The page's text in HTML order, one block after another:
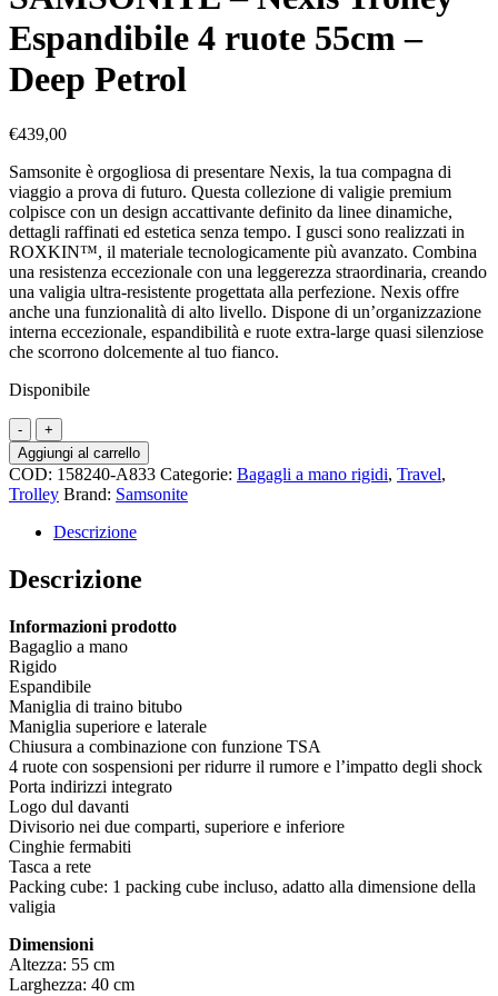
Espandibile 4 ruote 55cm –
Deep Petrol
€439,00
Samsonite è orgogliosa di presentare Nexis, la tua compagna di
viaggio a prova di futuro. Questa collezione di valigie premium
colpisce con un design accattivante definito da linee dinamiche,
dettagli raffinati ed estetica senza tempo. I gusci sono realizzati in
ROXKIN™, il materiale tecnologicamente più avanzato. Combina
una resistenza eccezionale con una leggerezza straordinaria, creando
una valigia ultra-resistente progettata alla perfezione. Nexis offre
anche una funzionalità di alto livello. Dispone di un’organizzazione
interna eccezionale, espandibilità e ruote extra-large quasi silenziose
che scorrono dolcemente al tuo fianco.
Disponibile
SAMSONITE
–
Nexis
Trolley
Espandibile
4
ruote
–
Petrol
quantità
Aggiungi al carrello
COD: 158240-A833 Categorie: Bagagli a mano rigidi, Travel,
Trolley Brand: Samsonite
Descrizione
Descrizione
Informazioni prodotto
Bagaglio a mano
Rigido
Espandibile
Maniglia di traino bitubo
Maniglia superiore e laterale
Chiusura a combinazione con funzione TSA
4 ruote con sospensioni per ridurre il rumore e l’impatto degli shock
Porta indirizzi integrato
Logo dul davanti
Divisorio nei due comparti, superiore e inferiore
Cinghie fermabiti
Tasca a rete
Packing cube: 1 packing cube incluso, adatto alla dimensione della
valigia
Dimensioni
Altezza: 55 cm
Larghezza: 40 cm